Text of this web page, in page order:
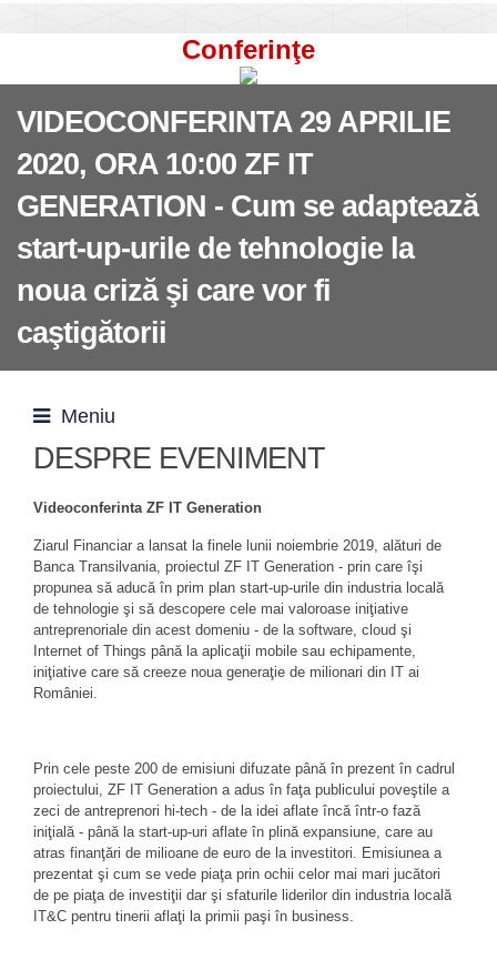
Conferinţe
VIDEOCONFERINTA 29 APRILIE
2020, ORA 10:00 ZF IT
GENERATION - Cum se adaptează
start-up-urile de tehnologie la
noua criză şi care vor fi
caştigătorii
Meniu
DESPRE EVENIMENT
Videoconferinta ZF IT Generation
Ziarul Financiar a lansat la finele lunii noiembrie 2019, alături de
Banca Transilvania, proiectul ZF IT Generation - prin care îşi
propunea să aducă în prim plan start-up-urile din industria locală
de tehnologie şi să descopere cele mai valoroase iniţiative
antreprenoriale din acest domeniu - de la software, cloud şi
Internet of Things până la aplicaţii mobile sau echipamente,
iniţiative care să creeze noua generaţie de milionari din IT ai
României.
Prin cele peste 200 de emisiuni difuzate până în prezent în cadrul
proiectului, ZF IT Generation a adus în faţa publicului poveştile a
zeci de antreprenori hi-tech - de la idei aflate încă într-o fază
iniţială - până la start-up-uri aflate în plină expansiune, care au
atras finanţări de milioane de euro de la investitori. Emisiunea a
prezentat şi cum se vede piaţa prin ochii celor mai mari jucători
de pe piaţa de investiţii dar şi sfaturile liderilor din industria locală
IT&C pentru tinerii aflaţi la primii paşi în business.